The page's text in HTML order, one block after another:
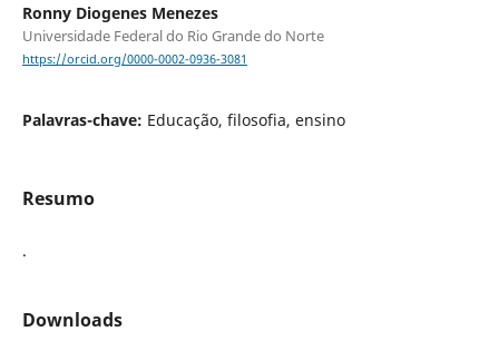
Ronny Diogenes Menezes
Universidade Federal do Rio Grande do Norte
https://orcid.org/0000-0002-0936-3081
Palavras-chave: Educação, filosofia, ensino
Resumo
.
Downloads